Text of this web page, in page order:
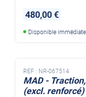
480,00 €
Disponible
REF : NR-067514
MAD -
(excl.